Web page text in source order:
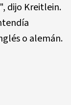
dijo Kreitlein.
o alemán.